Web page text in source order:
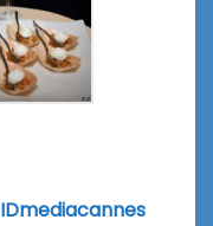
IDmediacannes